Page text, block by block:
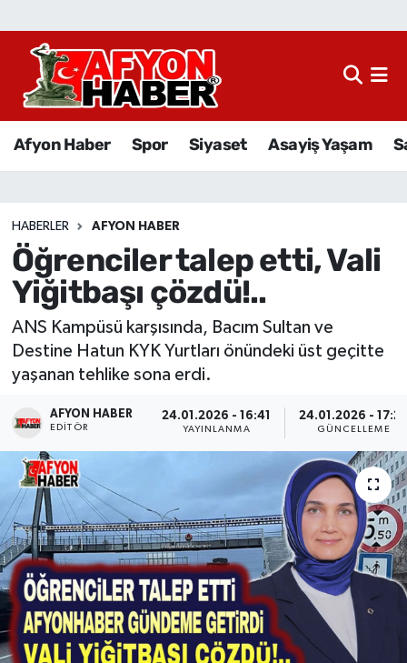
Afyon Haber Spor Siyaset Asayiş Yaşam
HABERLER AFYON HABER
Öğrenciler talep etti, Vali
Yiğitbaşı çözdü!..
ANS Kampüsü karşısında, Bacım Sultan ve
Destine Hatun KYK Yurtları önündeki üst geçitte
yaşanan tehlike sona erdi.
AFYON HABER
EDITÖR
24.01.2026 - 16:41
YAYINLANMA
24.01.2026 -
GÜNCELLEME
Afyon Haber
Sağlık
Eğitim
Sivil Toplum
Etkinlikler